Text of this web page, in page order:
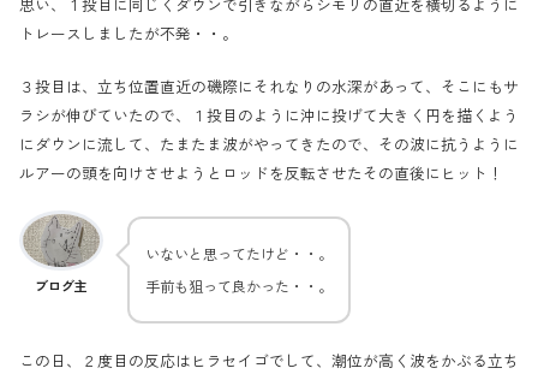
思い、１投目に同じくダウンで引きながらシモリの直近を横切るように
トレースしましたが不発・・。
３投目は、立ち位置直近の磯際にそれなりの水深があって、そこにもサ
ラシが伸びていたので、１投目のように沖に投げて大きく円を描くよう
にダウンに流して、たまたま波がやってきたので、その波に抗うように
ルアーの頭を向けさせようとロッドを反転させたその直後にヒット！
ブログ主
いないと思ってたけど・・。
手前も狙って良かった・・。
この日、２度目の反応はヒラセイゴでして、潮位が高く波をかぶる立ち